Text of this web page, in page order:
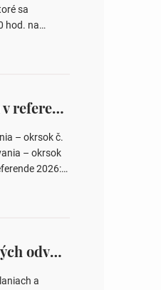
sa
hod. na
2.
v
Výsledky hlasovania v referende 2026
– okrsok č.
– okrsok
2026:
…
Oznámenie o podaných odvolaniach a upovedomenie účastníkov konania o obsahu podaných odvolani – Verejná vyhláška
a